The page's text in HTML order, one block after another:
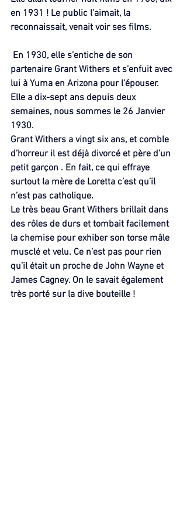
en 1931 ! Le public l’aimait, la
reconnaissait, venait voir ses films.
En 1930, elle s’entiche de son
partenaire Grant Withers et s’enfuit avec
lui à Yuma en Arizona pour l’épouser.
Elle a dix-sept ans depuis deux
semaines, nous sommes le 26 Janvier
1930.
Grant Withers a vingt six ans, et comble
d’horreur il est déjà divorcé et père d’un
petit garçon . En fait, ce qui effraye
surtout la mère de Loretta c’est qu’il
n’est pas catholique.
Le très beau Grant Withers brillait dans
des rôles de durs et tombait facilement
la chemise pour exhiber son torse mâle
musclé et velu. Ce n’est pas pour rien
qu’il était un proche de John Wayne et
James Cagney. On le savait également
très porté sur la dive bouteille !